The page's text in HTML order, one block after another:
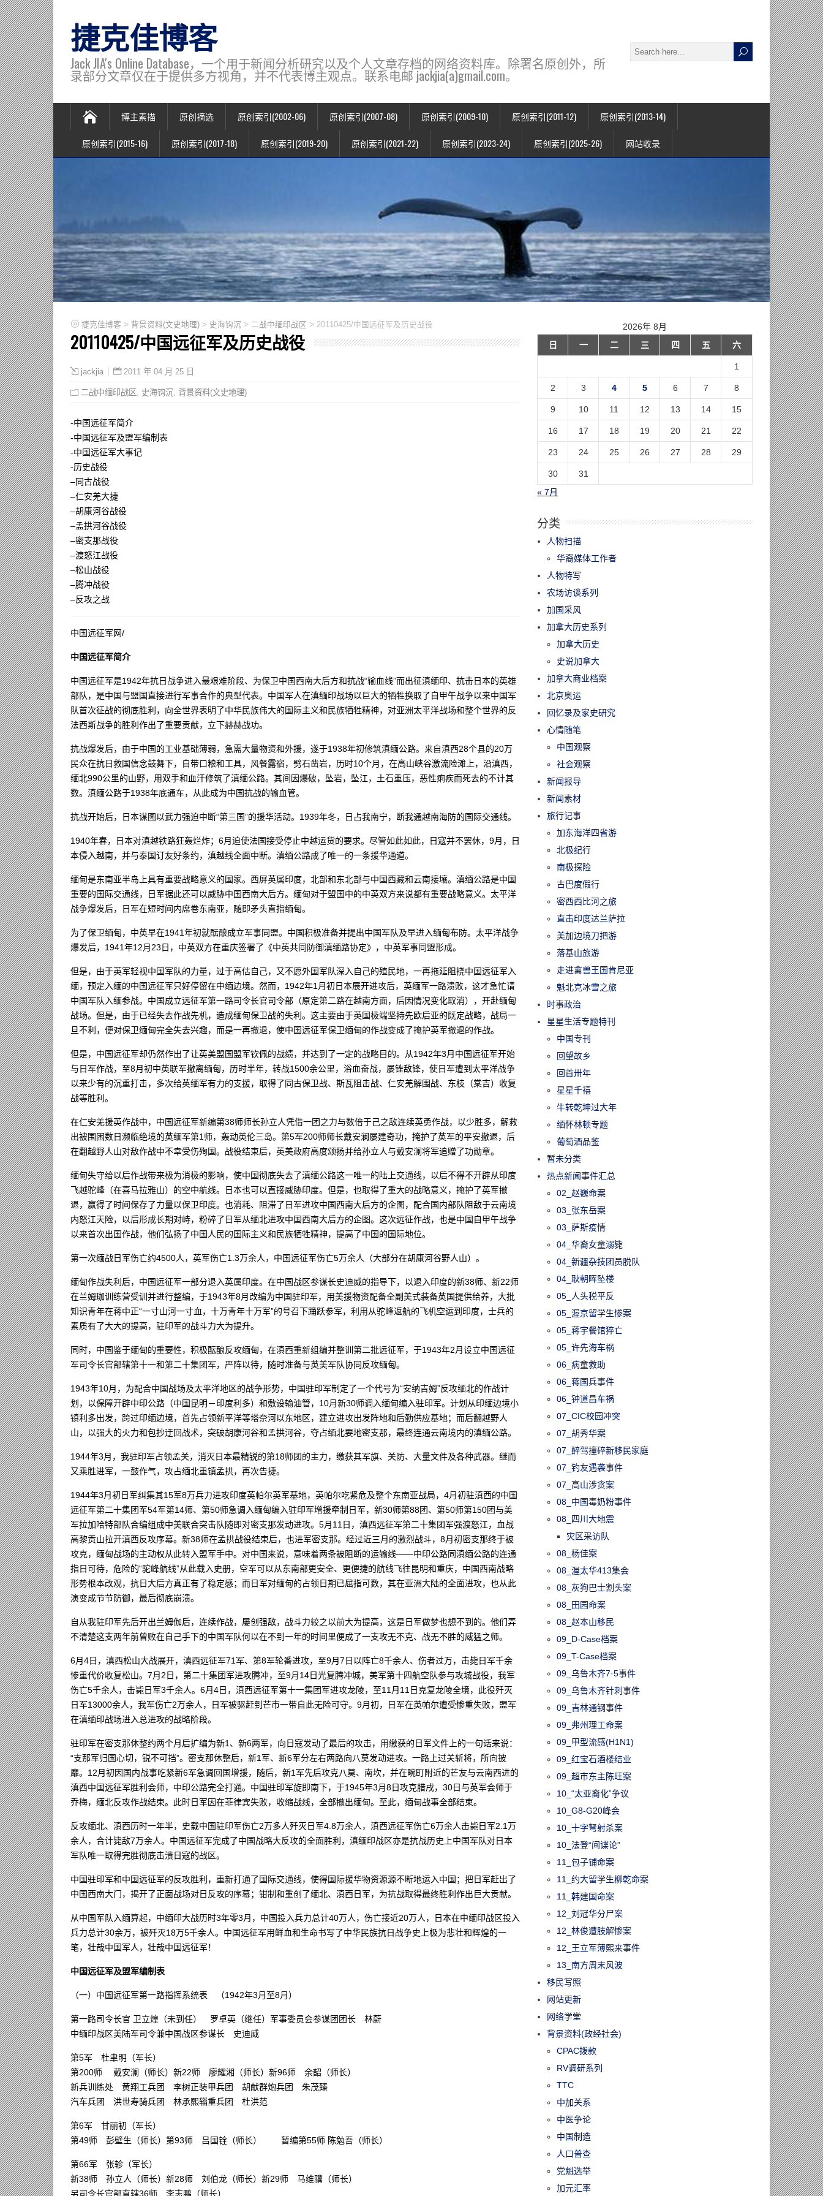
捷克佳博客
Jack JIA's Online Database，一个用于新闻分析研究以及个人文章存档的网络资料库。除署名原创外，所
录部分文章仅在于提供多方视角，并不代表博主观点。联系电邮 jackjia(a)gmail.com。
博主素描 原创摘选 原创索引(2002-06) 原创索引(2007-08) 原创索引(2009-10) 原创索引(2011-12) 原创索引(2013-14)
原创索引(2015-16) 原创索引(2017-18) 原创索引(2019-20) 原创索引(2021-22) 原创索引(2023-24) 原创索引(2025-26) 网站收录
捷克佳博客 > 背景资料(文史地理) > 史海钩沉 > 二战中缅印战区 > 20110425/中国远征军及历史战役
20110425/中国远征军及历史战役
jackjia 2011 年 04 月 25 日
二战中缅印战区 史海钩沉 背景资料(文史地理)
-中国远征军简介
-中国远征军及盟军编制表
-中国远征军大事记
-历史战役
–同古战役
–仁安羌大捷
–胡康河谷战役
–孟拱河谷战役
–密支那战役
–渡怒江战役
–松山战役
–腾冲战役
–反攻之战
中国远征军网/
中国远征军简介
中国远征军是1942年抗日战争进入最艰难阶段、为保卫中国西南大后方和抗战“输血线”而出征滇缅印、抗击日本的英雄
部队，是中国与盟国直接进行军事合作的典型代表。中国军人在滇缅印战场以巨大的牺牲换取了自甲午战争以来中国军
队首次征战的彻底胜利，向全世界表明了中华民族伟大的国际主义和民族牺牲精神，对亚洲太平洋战场和整个世界的反
法西斯战争的胜利作出了重要贡献，立下赫赫战功。
抗战爆发后，由于中国的工业基础薄弱，急需大量物资和外援，遂于1938年初修筑滇缅公路。来自滇西28个县的20万
民众在抗日救国信念鼓舞下，自带口粮和工具，风餐露宿，劈石凿岩，历时10个月，在高山峡谷激流险滩上，沿滇西，
缅北990公里的山野，用双手和血汗修筑了滇缅公路。其间因爆破，坠岩，坠江，土石重压，恶性痢疾而死去的不计其
数。滇缅公路于1938年底通车，从此成为中国抗战的输血管。
抗战开始后，日本谋图以武力强迫中断“第三国”的援华活动。1939年冬，日占我南宁，断我通越南海防的国际交通线。
1940年春，日本对滇越铁路狂轰烂炸；6月迫使法国接受停止中越运货的要求。尽管如此如此，日寇并不罢休，9月，日
本侵入越南，并与泰国订友好条约，滇越线全面中断。滇缅公路成了唯一的一条援华通道。
缅甸是东南亚半岛上具有重要战略意义的国家。西屏英属印度，北部和东北部与中国西藏和云南接壤。滇缅公路是中国
重要的国际交通线，日军据此还可以威胁中国西南大后方。缅甸对于盟国中的中英双方来说都有重要战略意义。太平洋
战争爆发后，日军在短时间内席卷东南亚，随即矛头直指缅甸。
为了保卫缅甸，中英早在1941年初就酝酿成立军事同盟。中国积极准备并提出中国军队及早进入缅甸布防。太平洋战争
爆发后，1941年12月23日，中英双方在重庆签署了《中英共同防御滇缅路协定》，中英军事同盟形成。
但是，由于英军轻视中国军队的力量，过于高估自己，又不愿外国军队深入自己的殖民地，一再拖延阻挠中国远征军入
缅，预定入缅的中国远征军只好停留在中缅边境。然而，1942年1月初日本展开进攻后，英缅军一路溃败，这才急忙请
中国军队入缅参战。中国成立远征军第一路司令长官司令部（原定第二路在越南方面，后因情况变化取消），开赴缅甸
战场。但是，由于已经失去作战先机，造成缅甸保卫战的失利。这主要由于英国极端坚持先欧后亚的既定战略，战局一
旦不利，便对保卫缅甸完全失去兴趣，而是一再撤退，使中国远征军保卫缅甸的作战变成了掩护英军撤退的作战。
但是，中国远征军却仍然作出了让英美盟国盟军钦佩的战绩，并达到了一定的战略目的。从1942年3月中国远征军开始
与日军作战，至8月初中英联军撤离缅甸，历时半年，转战1500余公里，浴血奋战，屡锉敌锋，使日军遭到太平洋战争
以来少有的沉重打击，多次给英缅军有力的支援，取得了同古保卫战、斯瓦阻击战、仁安羌解围战、东枝（棠吉）收复
战等胜利。
在仁安羌援英作战中，中国远征军新编第38师师长孙立人凭借一团之力与数倍于己之敌连续英勇作战，以少胜多，解救
出被围困数日濒临绝境的英缅军第1师，轰动英伦三岛。第5军200师师长戴安澜屡建奇功，掩护了英军的平安撤退，后
在翻越野人山对敌作战中不幸受伤殉国。战役结束后，英美政府高度颂扬并给孙立人与戴安澜将军追赠了功勋章。
缅甸失守给以后作战带来极为消极的影响，使中国彻底失去了滇缅公路这一唯一的陆上交通线，以后不得不开辟从印度
飞越驼峰（在喜马拉雅山）的空中航线。日本也可以直接威胁印度。但是，也取得了重大的战略意义，掩护了英军撤
退，赢得了时间保存了力量以保卫印度。也消耗、阻滞了日军进攻中国西南大后方的企图，配合国内部队阻敌于云南境
内怒江天险，以后形成长期对峙，粉碎了日军从缅北进攻中国西南大后方的企图。这次远征作战，也是中国自甲午战争
以来首次出国作战，他们弘扬了中国人民的国际主义和民族牺牲精神，提高了中国的国际地位。
第一次缅战日军伤亡约4500人，英军伤亡1.3万余人，中国远征军伤亡5万余人（大部分在胡康河谷野人山）。
缅甸作战失利后，中国远征军一部分退入英属印度。在中国战区参谋长史迪威的指导下，以退入印度的新38师、新22师
在兰姆珈训练营受训并进行整编，于1943年8月改编为中国驻印军，用美援物资配备全副美式装备英国提供给养，大批
知识青年在蒋中正“一寸山河一寸血，十万青年十万军”的号召下踊跃参军，利用从驼峰返航的飞机空运到印度，士兵的
素质有了大大的提高，驻印军的战斗力大为提升。
同时，中国鉴于缅甸的重要性，积极酝酿反攻缅甸，在滇西重新组编并整训第二批远征军，于1943年2月设立中国远征
军司令长官部辖第十一和第二十集团军，严阵以待，随时准备与英美军队协同反攻缅甸。
1943年10月，为配合中国战场及太平洋地区的战争形势，中国驻印军制定了一个代号为“安纳吉姆”反攻缅北的作战计
划，以保障开辟中印公路（中国昆明－印度利多）和敷设输油管，10月新30师调入缅甸编入驻印军。计划从印缅边境小
镇利多出发，跨过印缅边境，首先占领新平洋等塔奈河以东地区，建立进攻出发阵地和后勤供应基地；而后翻越野人
山，以强大的火力和包抄迂回战术，突破胡康河谷和孟拱河谷，夺占缅北要地密支那，最终连通云南境内的滇缅公路。
1944年3月，我驻印军占领孟关，消灭日本最精锐的第18师团的主力，缴获其军旗、关防、大量文件及各种武器。继而
又乘胜进军，一鼓作气，攻占缅北重镇孟拱，再次告捷。
1944年3月初日军纠集其15军8万兵力进攻印度英帕尔英军基地，英帕尔吃紧危及整个东南亚战局，4月初驻滇西的中国
远征军第二十集团军54军第14师、第50师急调入缅甸编入驻印军增援牵制日军，新30师第88团、第50师第150团与美
军拉加哈特部队合编组成中美联合突击队随即对密支那发动进攻。5月11日，滇西远征军第二十集团军强渡怒江，血战
高黎贡山拉开滇西反攻序幕。新38师在孟拱战役结束后，也进军密支那。经过近三月的激烈战斗，8月初密支那终于被
攻克，缅甸战场的主动权从此转入盟军手中。对中国来说，意味着两条被阻断的运输线——中印公路同滇缅公路的连通
指日可待，危险的“驼峰航线”从此载入史册，空军可以从东南部更安全、更便捷的航线飞往昆明和重庆，中国西南战略
形势根本改观，抗日大后方真正有了稳定感；而日军对缅甸的占领日期已屈指可数，其在亚洲大陆的全面进攻，也从此
演变成节节防御，最后彻底崩溃。
自从我驻印军先后开出兰姆伽后，连续作战，屡创强敌，战斗力较之以前大为提高，这是日军做梦也想不到的。他们弄
不清楚这支两年前曾败在自己手下的中国军队何以在不到一年的时间里便成了一支攻无不克、战无不胜的威猛之师。
6月4日，滇西松山大战展开，滇西远征军71军、第8军轮番进攻，至9月7日以阵亡8千余人、伤者过万，击毙日军千余
惨重代价收复松山。7月2日，第二十集团军进攻腾冲，至9月14日光复腾冲城，美军第十四航空队参与攻城战役，我军
伤亡5千余人，击毙日军3千余人。6月4日，滇西远征军第十一集团军进攻龙陵，至11月11日克复龙陵全境，此役歼灭
日军13000余人，我军伤亡2万余人，日军被驱赶到芒市一带自此无险可守。9月初，日军在英帕尔遭受惨重失败，盟军
在滇缅印战场进入总进攻的战略阶段。
驻印军在密支那休整约两个月后扩编为新1、新6两军，向日寇发动了最后的攻击，用缴获的日军文件上的一句话来说：
“支那军归国心切，锐不可挡”。密支那休整后，新1军、新6军分左右两路向八莫发动进攻。一路上过关斩将，所向披
靡。12月初因国内战事吃紧新6军急调回国增援，随后，新1军先后攻克八莫、南坎，并在畹町附近的芒友与云南西进的
滇西中国远征军胜利会师，中印公路完全打通。中国驻印军旋即南下，于1945年3月8日攻克腊戌，30日与英军会师于
乔梅，缅北反攻作战结束。此时日军因在菲律宾失败，收缩战线，全部撤出缅甸。至此，缅甸战事全部结束。
反攻缅北、滇西历时一年半，史载中国驻印军伤亡2万多人歼灭日军4.8万余人，滇西远征军伤亡6万余人击毙日军2.1万
余人，合计毙敌7万余人。中国远征军完成了中国战略大反攻的全面胜利，滇缅印战区亦是抗战历史上中国军队对日本
军队唯一取得完胜彻底击溃日寇的战区。
中国驻印军和中国远征军的反攻胜利，重新打通了国际交通线，使得国际援华物资源源不断地运入中国；把日军赶出了
中国西南大门，揭开了正面战场对日反攻的序幕；钳制和重创了缅北、滇西日军，为抗战取得最终胜利作出巨大贡献。
从中国军队入缅算起，中缅印大战历时3年零3月，中国投入兵力总计40万人，伤亡接近20万人，日本在中缅印战区投入
兵力总计30余万，被歼灭18万5千余人。中国远征军用鲜血和生命书写了中华民族抗日战争史上极为悲壮和辉煌的一
笔，壮哉中国军人，壮哉中国远征军！
中国远征军及盟军编制表
（一）中国远征军第一路指挥系统表 （1942年3月至8月）
第一路司令长官 卫立煌（未到任） 罗卓英（继任）军事委员会参谋团团长 林蔚
中缅印战区美陆军司令兼中国战区参谋长 史迪威
第5军 杜聿明（军长）
第200师 戴安澜（师长）新22师 廖耀湘（师长）新96师 余韶（师长）
新兵训练处 黄翔工兵团 李树正装甲兵团 胡献群炮兵团 朱茂臻
汽车兵团 洪世寿骑兵团 林承熙辎重兵团 杜洪范
第6军 甘丽初（军长）
第49师 彭壁生（师长）第93师 吕国铨（师长） 暂编第55师 陈勉吾（师长）
第66军 张轸（军长）
新38师 孙立人（师长）新28师 刘伯龙（师长）新29师 马维骥（师长）
另司令长官部直辖36师 李志鹏（师长）
2026年 8月
日
一 二 三 四 五 六
1
2 3 4 5 6 7 8
9 10 11 12 13 14 15
16 17 18 19 20 21 22
23 24 25 26 27 28 29
30
31
« 7月
分类
人物扫描
华裔媒体工作者
人物特写
农场访谈系列
加国采风
加拿大历史系列
加拿大历史
史说加拿大
加拿大商业档案
北京奥运
回忆录及家史研究
心情随笔
中国观察
社会观察
新闻报导
新闻素材
旅行记事
加东海洋四省游
北极纪行
南极探险
古巴度假行
密西西比河之旅
直击印度达兰萨拉
美加边境刀把游
落基山旅游
走进禽兽王国肯尼亚
魁北克冰雪之旅
时事政治
星星生活专题特刊
中国专刊
回望故乡
回首卅年
星星千禧
牛转乾坤过大年
缅怀林顿专题
葡萄酒品鉴
暂未分类
热点新闻事件汇总
02_赵巍命案
03_张东岳案
03_萨斯疫情
04_华裔女童溺毙
04_新疆杂技团员脱队
04_耿朝晖坠楼
05_人头税平反
05_渥京留学生惨案
05_蒋宇餐馆猝亡
05_许先海车祸
06_病童救助
06_蒋国兵事件
06_钟道昌车祸
07_CIC校园冲突
07_胡秀华案
07_醉驾撞碎新移民家庭
07_钓友遇袭事件
07_高山涉贪案
08_中国毒奶粉事件
08_四川大地震
灾区采访队
08_杨佳案
08_渥太华413集会
08_灰狗巴士割头案
08_田园命案
08_赵本山移民
09_D-Case档案
09_T-Case档案
09_乌鲁木齐7·5事件
09_乌鲁木齐针刺事件
09_吉林通钢事件
09_弗州理工命案
09_甲型流感(H1N1)
09_红宝石酒楼结业
09_超市东主陈旺案
10_“太亚裔化”争议
10_G8-G20峰会
10_十字弩射杀案
10_法登“间谍论”
11_包子铺命案
11_约大留学生柳乾命案
11_韩建国命案
12_刘冠华分尸案
12_林俊遭肢解惨案
12_王立军薄熙来事件
13_南方周末风波
移民写照
网站更新
网络学堂
背景资料(政经社会)
CPAC拨款
RV调研系列
TTC
中加关系
中医争论
中国制造
人口普查
党魁选举
加元汇率